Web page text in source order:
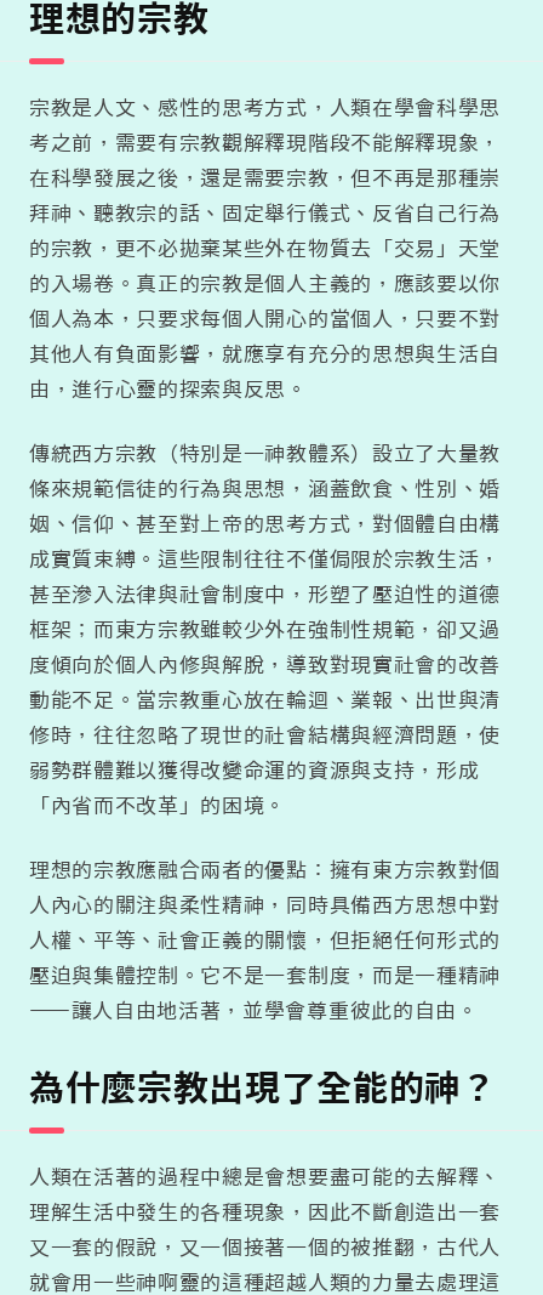
理想的宗教
宗教是人文、感性的思考方式，人類在學會科學思
考之前，需要有宗教觀解釋現階段不能解釋現象，
在科學發展之後，還是需要宗教，但不再是那種崇
拜神、聽教宗的話、固定舉行儀式、反省自己行為
的宗教，更不必拋棄某些外在物質去「交易」天堂
的入場卷。真正的宗教是個人主義的，應該要以你
個人為本，只要求每個人開心的當個人，只要不對
其他人有負面影響，就應享有充分的思想與生活自
由，進行心靈的探索與反思。
傳統西方宗教（特別是一神教體系）設立了大量教
條來規範信徒的行為與思想，涵蓋飲食、性別、婚
姻、信仰、甚至對上帝的思考方式，對個體自由構
成實質束縛。這些限制往往不僅侷限於宗教生活，
甚至滲入法律與社會制度中，形塑了壓迫性的道德
框架；而東方宗教雖較少外在強制性規範，卻又過
度傾向於個人內修與解脫，導致對現實社會的改善
動能不足。當宗教重心放在輪迴、業報、出世與清
修時，往往忽略了現世的社會結構與經濟問題，使
弱勢群體難以獲得改變命運的資源與支持，形成
「內省而不改革」的困境。
理想的宗教應融合兩者的優點：擁有東方宗教對個
人內心的關注與柔性精神，同時具備西方思想中對
人權、平等、社會正義的關懷，但拒絕任何形式的
壓迫與集體控制。它不是一套制度，而是一種精神
——讓人自由地活著，並學會尊重彼此的自由。
為什麼宗教出現了全能的神？
人類在活著的過程中總是會想要盡可能的去解釋、
理解生活中發生的各種現象，因此不斷創造出一套
又一套的假說，又一個接著一個的被推翻，古代人
就會用一些神啊靈的這種超越人類的力量去處理這